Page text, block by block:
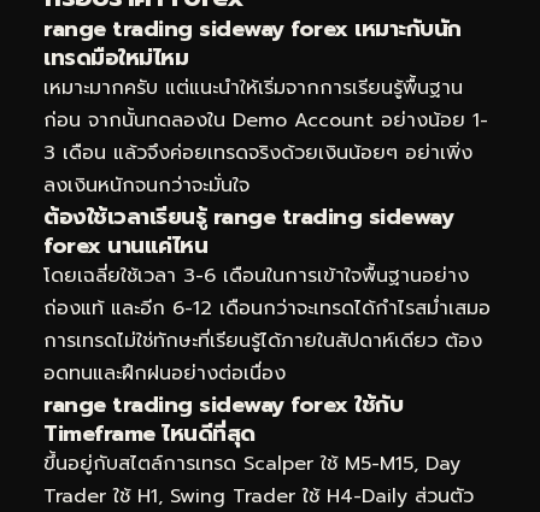
range trading sideway forex เหมาะกับนัก
เทรดมือใหม่ไหม
เหมาะมากครับ แต่แนะนำให้เริ่มจากการเรียนรู้พื้นฐาน
ก่อน จากนั้นทดลองใน Demo Account อย่างน้อย 1-
3 เดือน แล้วจึงค่อยเทรดจริงด้วยเงินน้อยๆ อย่าเพิ่ง
ลงเงินหนักจนกว่าจะมั่นใจ
ต้องใช้เวลาเรียนรู้ range trading sideway
forex นานแค่ไหน
โดยเฉลี่ยใช้เวลา 3-6 เดือนในการเข้าใจพื้นฐานอย่าง
ถ่องแท้ และอีก 6-12 เดือนกว่าจะเทรดได้กำไรสม่ำเสมอ
การเทรดไม่ใช่ทักษะที่เรียนรู้ได้ภายในสัปดาห์เดียว ต้อง
อดทนและฝึกฝนอย่างต่อเนื่อง
range trading sideway forex ใช้กับ
Timeframe ไหนดีที่สุด
ขึ้นอยู่กับสไตล์การเทรด Scalper ใช้ M5-M15, Day
Trader ใช้ H1, Swing Trader ใช้ H4-Daily ส่วนตัว